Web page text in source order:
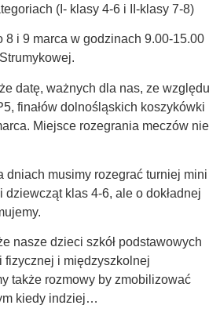
(I- klasy 4-6 i II-klasy 7-8)
8 i 9 marca w godzinach 9.00-15.00
datę, ważnych dla nas, ze względu
finałów dolnośląskich koszykówki
Miejsce rozegrania meczów nie
dniach musimy rozegrać turniej mini
dziewcząt klas 4-6, ale o dokładnej
nasze dzieci szkół podstawowych
fizycznej i międzyszkolnej
także rozmowy by zmobilizować
kiedy indziej…